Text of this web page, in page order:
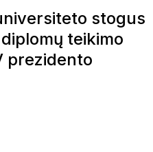
stogus
teikimo
prezidento